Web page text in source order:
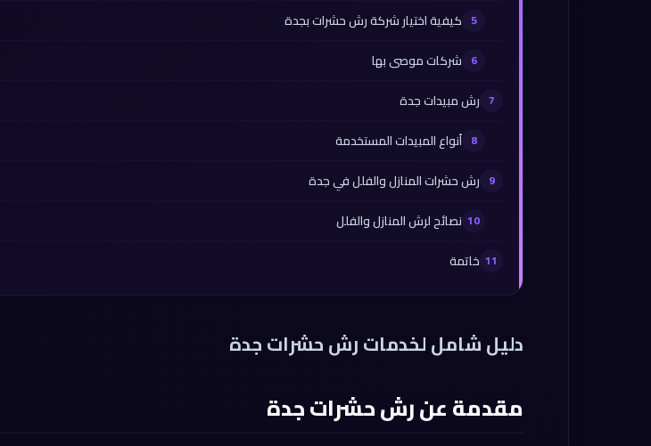
كيفية اختيار شركة رش حشرات بجدة
شركات موصى بها
رش مبيدات جدة
أنواع المبيدات المستخدمة
رش حشرات المنازل والفلل في جدة
نصائح لرش المنازل والفلل
خاتمة
دليل شامل لخدمات رش حشرات جدة
مقدمة عن رش حشرات جدة